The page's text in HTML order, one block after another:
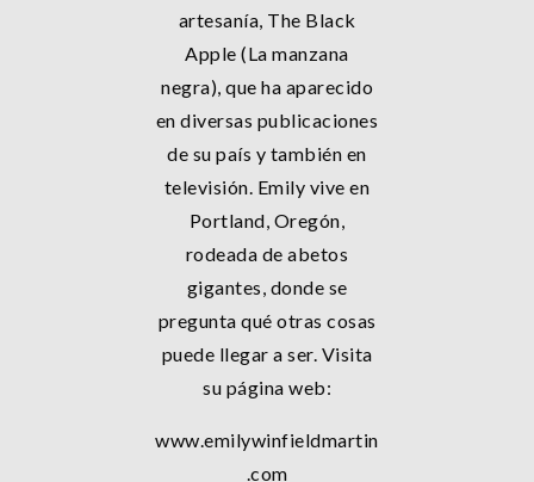
artesanía, The Black
Apple (La manzana
negra), que ha aparecido
en diversas publicaciones
de su país y también en
televisión. Emily vive en
Portland, Oregón,
rodeada de abetos
gigantes, donde se
pregunta qué otras cosas
puede llegar a ser. Visita
su página web:
www.emilywinfieldmartin
.com